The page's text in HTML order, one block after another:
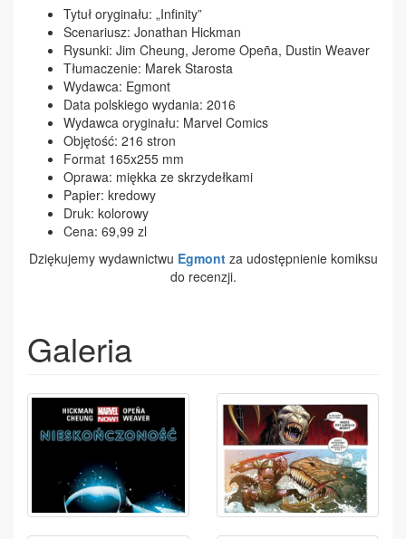
Tytuł oryginału: „Infinity”
Scenariusz: Jonathan Hickman
Rysunki: Jim Cheung, Jerome Opeña, Dustin Weaver
Tłumaczenie: Marek Starosta
Wydawca: Egmont
Data polskiego wydania: 2016
Wydawca oryginału: Marvel Comics
Objętość: 216 stron
Format 165x255 mm
Oprawa: miękka ze skrzydełkami
Papier: kredowy
Druk: kolorowy
Cena: 69,99 zl
Dziękujemy wydawnictwu Egmontza udostępnienie komiksu
do recenzji.
Galeria